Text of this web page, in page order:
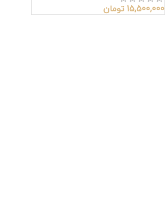
15,500,000 تومان